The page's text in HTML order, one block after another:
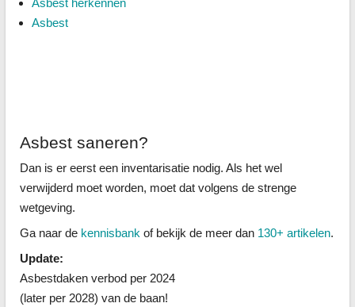
Asbest
Asbest saneren?
Dan is er eerst een inventarisatie nodig. Als het wel
verwijderd moet worden, moet dat volgens de strenge
wetgeving.
Ga naar de kennisbank of bekijk de meer dan 130+ artikelen.
Update:
Asbestdaken verbod per 2024
(later per 2028) van de baan!